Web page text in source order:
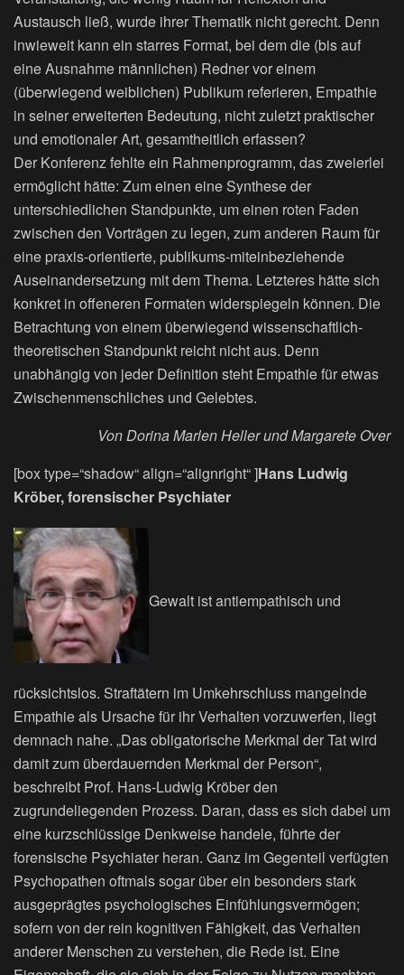
Austausch ließ, wurde ihrer Thematik nicht gerecht. Denn
inwieweit kann ein starres Format, bei dem die (bis auf
eine Ausnahme männlichen) Redner vor einem
(überwiegend weiblichen) Publikum referieren, Empathie
in seiner erweiterten Bedeutung, nicht zuletzt praktischer
und emotionaler Art, gesamtheitlich erfassen?
Der Konferenz fehlte ein Rahmenprogramm, das zweierlei
ermöglicht hätte: Zum einen eine Synthese der
unterschiedlichen Standpunkte, um einen roten Faden
zwischen den Vorträgen zu legen, zum anderen Raum für
eine praxis-orientierte, publikums-miteinbeziehende
Auseinandersetzung mit dem Thema. Letzteres hätte sich
konkret in offeneren Formaten widerspiegeln können. Die
Betrachtung von einem überwiegend wissenschaftlich-
theoretischen Standpunkt reicht nicht aus. Denn
unabhängig von jeder Definition steht Empathie für etwas
Zwischenmenschliches und Gelebtes.
Von Dorina Marlen Heller und Margarete Over
[box type=“shadow“ align=“alignright“ ]Hans Ludwig
Kröber, forensischer Psychiater
Gewalt ist antiempathisch und
rücksichtslos. Straftätern im Umkehrschluss mangelnde
Empathie als Ursache für ihr Verhalten vorzuwerfen, liegt
demnach nahe. „Das obligatorische Merkmal der Tat wird
damit zum überdauernden Merkmal der Person“,
beschreibt Prof. Hans-Ludwig Kröber den
zugrundeliegenden Prozess. Daran, dass es sich dabei um
eine kurzschlüssige Denkweise handele, führte der
forensische Psychiater heran. Ganz im Gegenteil verfügten
Psychopathen oftmals sogar über ein besonders stark
ausgeprägtes psychologisches Einfühlungsvermögen;
sofern von der rein kognitiven Fähigkeit, das Verhalten
anderer Menschen zu verstehen, die Rede ist. Eine